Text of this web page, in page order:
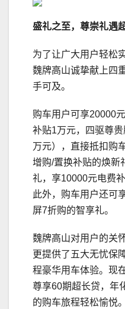
盛礼之至， 尊崇礼遇
为了让广大用户轻松
魏牌高山诚挚献上四
手可及。
购车用户可享20000
补贴1万元，四驱尊
万元），直接抵扣购
增购/置换补贴的焕新
礼，享10000元电费
此外，购车用户还可
屏7折购的智享礼。
魏牌高山对用户的关
更提供了五大无忧保
程豪华用车体验。现
尊享60期超长贷，年
的购车旅程轻松愉悦。